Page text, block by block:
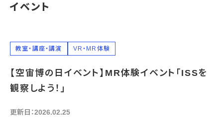
中文（简化字）
中文（繁體字）
한국어
年間パスポート
フロアガイド
バリアフリー・音声ガイド
企画展
開催中・開催予定の企画展
航空エリア
イベント・講座
開催中・開催予定のイベント
教室・講座・講演
博物館としての取組み
資料の収集・受贈
団体利用
イベント
教室・講座・講演 VR・MR体験
【空宙博の日イベント】MR体験イベント「ISSを
観察しよう！」
更新日：2026.02.25